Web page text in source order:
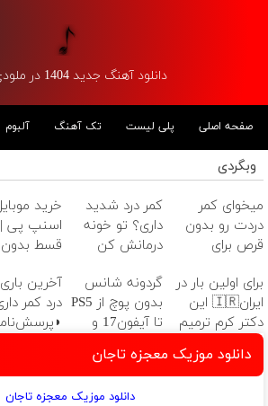
دانلود آهنگ جدید 1404 در ملودی مانیا
صفحه اصلی پلی لیست تک آهنگ آلبوم
وبگردی
میخوای کمر
دردت رو بدون
قرص برای
کنی؟
(◂پرسش‌نامه رو
پر کن)
کمر درد شدید
داری؟ تو خونه
درمانش کن
پرکن)
خرید
قسط
برای اولین بار در
ایران🇮🇷 این
دکتر کرم ترمیم
ساخت!
گردونه شانس
بدون پوچ از PS5
تا آیفون17 و
آخرین
درد کمر
دانلود موزیک معجزه تاجان
دانلود موزیک معجزه تاجان